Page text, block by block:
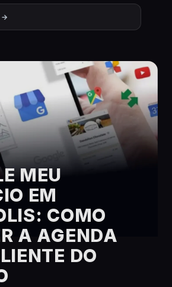
→
MEU
EM
COMO
A AGENDA
DO